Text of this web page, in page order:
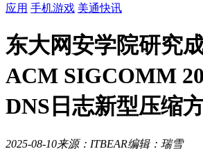
应用 手机游戏 美通快讯
东大网安学院研究
ACM SIGCOMM
DNS日志新型压缩
2025-08-10来源：ITBEAR编辑：瑞雪